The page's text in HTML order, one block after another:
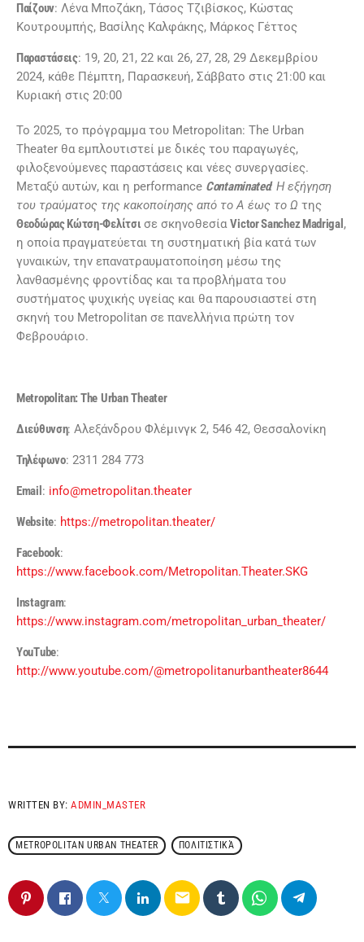
Παίζουν: Λένα Μποζάκη, Τάσος Τζιβίσκος, Κώστας
Κουτρουμπής, Βασίλης Καλφάκης, Μάρκος Γέττος
Παραστάσεις: 19, 20, 21, 22 και 26, 27, 28, 29 Δεκεμβρίου
2024, κάθε Πέμπτη, Παρασκευή, Σάββατο στις 21:00 και
Κυριακή στις 20:00
Το 2025, το πρόγραμμα του Metropolitan: The Urban
Theater θα εμπλουτιστεί με δικές του παραγωγές,
φιλοξενούμενες παραστάσεις και νέες συνεργασίες.
Μεταξύ αυτών, και η performance Contaminated: Η εξήγηση
του τραύματος της κακοποίησης από το Α έως το Ω της
Θεοδώρας Κώτση-Φελίτσι σε σκηνοθεσίαVictorSanchez Madrigal ,
η οποία πραγματεύεται τη συστηματική βία κατά των
γυναικών, την επανατραυματοποίηση μέσω της
λανθασμένης φροντίδας και τα προβλήματα του
συστήματος ψυχικής υγείας και θα παρουσιαστεί στη
σκηνή του Metropolitan σε πανελλήνια πρώτη τον
Φεβρουάριο.
Metropolitan:The Urban Theater
Διεύθυνση: Αλεξάνδρου Φλέμινγκ 2, 546 42, Θεσσαλονίκη
Τηλέφωνο: 2311 284 773
Email : info@metropolitan.theater
Website: https://metropolitan.theater/
Facebook:
https://www.facebook.com/Metropolitan.Theater.SKG
Instagram:
https://www.instagram.com/metropolitan_urban_theater/
YouTube:
http://www.youtube.com/@metropolitanurbantheater8644
WRITTEN BY:ADMIN_MASTER
METROPOLITAN URBAN THEATER ΠΟΛΙΤΙΣΤΙΚΆ
email